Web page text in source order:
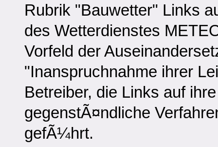
Rubrik "Bauwetter" Links
des Wetterdienstes
Vorfeld der
"Inanspruchnahme ihrer
Betreiber, die Links auf
gegenstÃ¤ndliche
gefÃ¼hrt.